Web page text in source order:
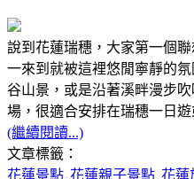
說到花蓮瑞穗，大家第一個
一來到就被這裡悠閒寧靜的
谷山景，或是沿著溪畔漫步
場，很適合安排在瑞穗一日
(繼續閱讀...)
文章標籤：
花蓮景點 花蓮親子景點 花蓮